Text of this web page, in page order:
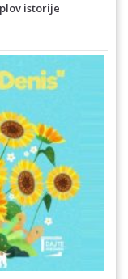
istorije